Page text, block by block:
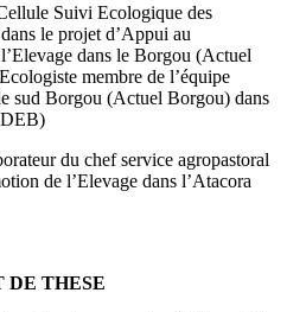
Suivi Ecologique des
le projet d’Appui au
dans le Borgou (Actuel
membre de l’équipe
sud Borgou (Actuel Borgou) dans
du chef service agropastoral
de l’Elevage dans l’Atacora
DE THESE